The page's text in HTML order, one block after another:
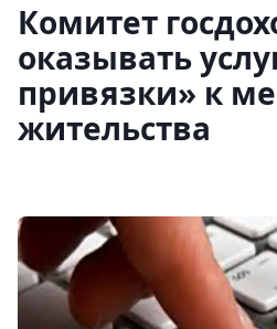
Комитет
оказывать
привязки» к
жительства